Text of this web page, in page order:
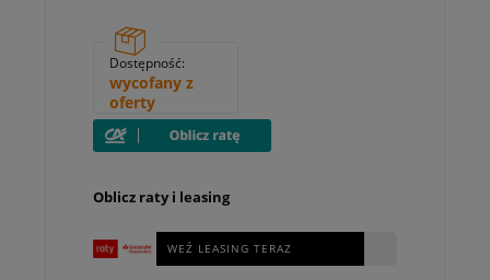
Dostępność:
wycofany z
oferty
Oblicz raty i leasing
WEŹ LEASING TERAZ